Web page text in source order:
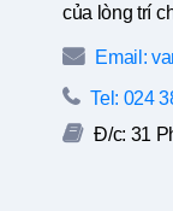
của lòng trí
Email:
Tel: 024
Đ/c: 31